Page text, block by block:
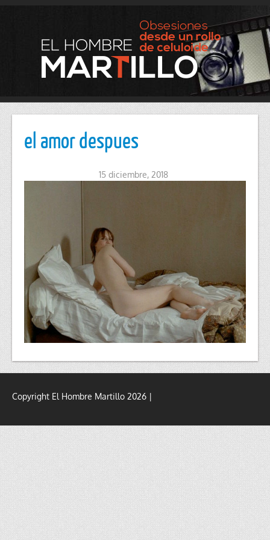
el amor despues
15 diciembre, 2018
Copyright El Hombre Martillo 2026 |